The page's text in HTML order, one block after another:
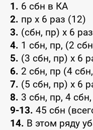
1. 6 сбн в КА
2. пр x 6 раз (12)
3. (сбн, пр) x 6
4. 1 сбн, пр, (2
5. (3 сбн, пр) x 6
6. 2 сбн, пр (4
7. (5 сбн, пр) x 6
8. 3 сбн, пр, 4
9-13. 45 сбн
14. В этом ряду